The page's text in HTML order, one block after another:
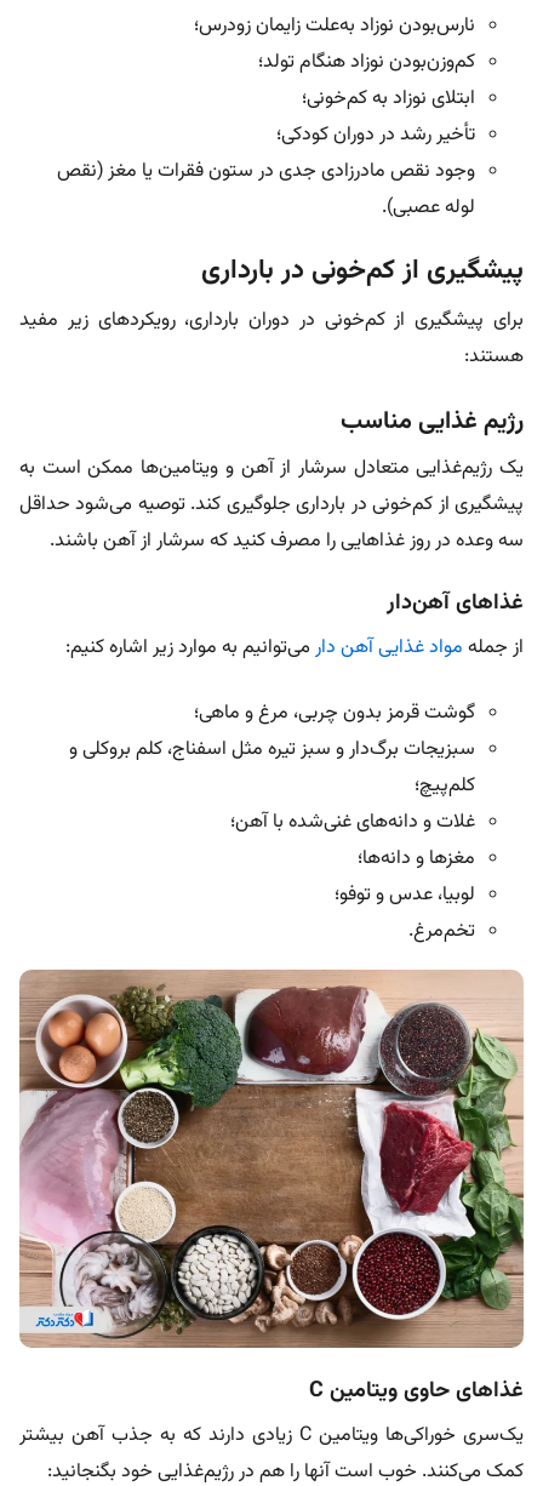
نارس‌بودن نوزاد به‌علت زایمان زودرس؛
کم‌وزن‌بودن نوزاد هنگام تولد؛
ابتلای نوزاد به کم‌خونی؛
تأخیر رشد در دوران کودکی؛
وجود نقص مادرزادی جدی در ستون فقرات یا مغز (نقص
لوله عصبی).
پیشگیری از کم‌خونی در بارداری
برای پیشگیری از کم‌خونی در دوران بارداری، رویکردهای زیر مفید
هستند:
رژیم غذایی مناسب
یک رژیم‌غذایی متعادل سرشار از آهن و ویتامین‌ها ممکن است به
پیشگیری از کم‌خونی در بارداری جلوگیری کند. توصیه می‌شود حداقل
سه وعده در روز غذاهایی را مصرف کنید که سرشار از آهن باشند.
غذاهای آهن‌دار
از جمله مواد غذایی آهن دار می‌توانیم به موارد زیر اشاره کنیم:
گوشت قرمز بدون چربی، مرغ و ماهی؛
سبزیجات برگ‌دار و سبز تیره مثل اسفناج، کلم بروکلی و
کلم‌پیچ؛
غلات و دانه‌های غنی‌شده با آهن؛
مغزها و دانه‌ها؛
لوبیا، عدس و توفو؛
تخم‌مرغ.
غذاهای حاوی ویتامین C
یک‌سری خوراکی‌ها ویتامین C زیادی دارند که به جذب آهن بیشتر
کمک می‌کنند. خوب است آنها را هم در رژیم‌غذایی خود بگنجانید: